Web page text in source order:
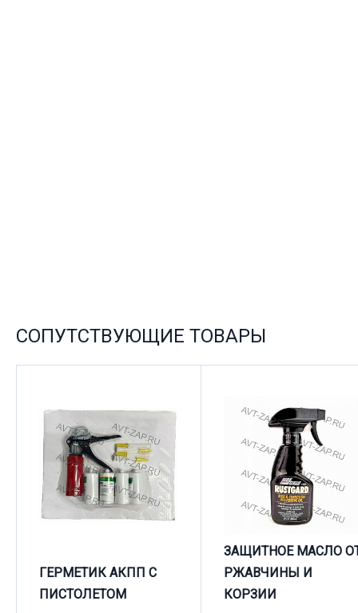
СОПУТСТВУЮЩИЕ ТОВАРЫ
ГЕРМЕТИК АКПП С
ПИСТОЛЕТОМ
ЗАЩИТНОЕ МАСЛО
РЖАВЧИНЫ И
КОРЗИИ